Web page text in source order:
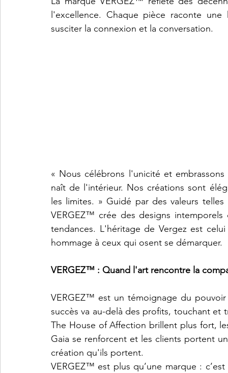
l'excellence. Chaque pièce raconte
susciter la connexion et la conversation.
« Nous célébrons l'unicité et
naît de l'intérieur. Nos créations sont
les limites. » Guidé par des valeurs
VERGEZ™ crée des designs
tendances. L'héritage de Vergez est
hommage à ceux qui osent se démarquer.
VERGEZ™ : Quand l'art rencontre la
VERGEZ™ est un témoignage du
succès va au-delà des profits, touchant et
The House of Affection brillent plus fort,
Gaia se renforcent et les clients portent
création qu'ils portent.
VERGEZ™ est plus qu’une marque :